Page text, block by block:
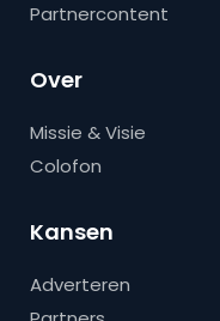
Partnercontent
Over
Missie & Visie
Colofon
Kansen
Adverteren